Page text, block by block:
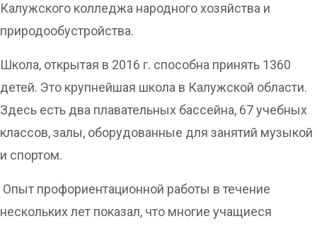
Калужского колледжа народного хозяйства и
природообустройства.
Школа, открытая в 2016 г. способна принять 1360
детей. Это крупнейшая школа в Калужской области.
Здесь есть два плавательных бассейна, 67 учебных
классов, залы, оборудованные для занятий музыкой
и спортом.
Опыт профориентационной работы в течение
нескольких лет показал, что многие учащиеся